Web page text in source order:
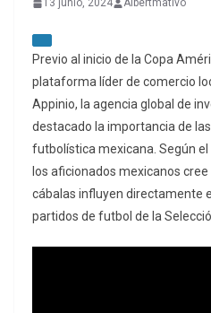
13 junio, 2024 Albertmativo
Previo al inicio de la Copa
plataforma líder de comercio
Appinio, la agencia global de
destacado la importancia de
futbolística mexicana. Según
los aficionados mexicanos
cábalas influyen directamente
partidos de futbol de la